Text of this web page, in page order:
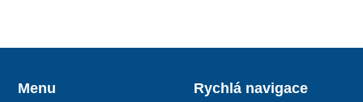
Menu Rychlá navigace